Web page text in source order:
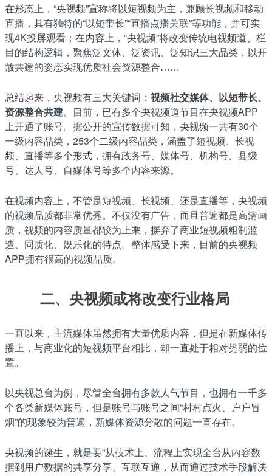
在形态上，“央视频”宣称将以短视频为主，兼顾长视频和移动
直播，具有独特的“以短带长”“直播点播关联”等功能，并可实
现4K投屏观看；在内容上，“央视频”将改变传统电视频道、栏
目的结构逻辑，聚焦泛文体、泛资讯、泛知识三大品类，以开
放共建的姿态实现优质社会资源整合……
总结起来，央视频有三大关键词： 视频社交媒体、以短带长、
资源整合共建。目前，已有多个央视频道节目在央视频APP
上开通了账号。据公开的宣传数据可知，央视频一共有30个
一级内容品类，253个二级内容品类，涵盖了短视频、长视
频、直播等多个形式，拥有政务号、媒体号、机构号、县级
号、达人号、自媒体号等多个内容来源。
在视频内容上，不管是短视频、长视频、还是直播等，央视频
的视频品质都非常优秀。不仅没有广告，而且普遍都是高清画
质，视频的内容质量都较为上乘，摒弃了商业短视频粗制滥
造、同质化、娱乐化的特点。整体感受下来，目前的央视频
APP拥有很高的视频品质。
二、央视频或将改变行业格局
一直以来，主流媒体虽然拥有大量优质内容，但是在新媒体传
播上，与商业化的短视频平台相比，却一直处于相对势弱的位
置。
以央视总台为例，尽管全台拥有多款人气节目，也拥有一千多
个各类新媒体账号，但是账号与账号之间“村村点火、户户冒
烟”的现象较为普遍，新媒体资源分散的问题一直存在。
央视频的诞生，就是要“从技术上、流程上实现全台从内容数
据到用户数据的共享分享、互联互通，从而通过技术手段解决